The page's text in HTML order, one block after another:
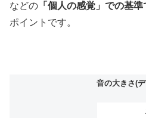
などの 「個人の感覚」での基
ポイントです。
音の大きさ(